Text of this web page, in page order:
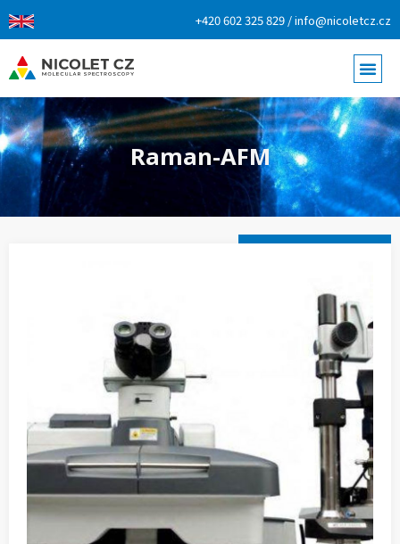
+420 602 325 829 / info@nicoletcz.cz
Raman-AFM